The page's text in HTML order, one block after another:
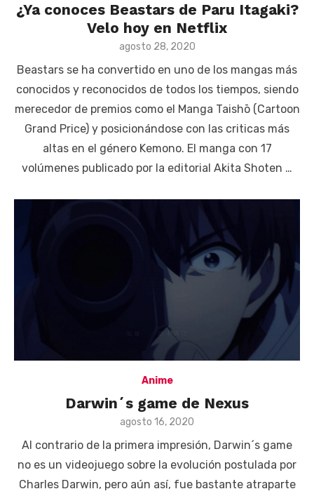
¿Ya conoces Beastars de Paru Itagaki?
Velo hoy en Netflix
Posted
agosto 28, 2020
Beastars se ha convertido en uno de los mangas más
conocidos y reconocidos de todos los tiempos, siendo
merecedor de premios como el Manga Taishō (Cartoon
Grand Price) y posicionándose con las criticas más
altas en el género Kemono. El manga con 17
volúmenes publicado por la editorial Akita Shoten …
Anime
Darwin´s game de Nexus
Posted
agosto 16, 2020
Al contrario de la primera impresión, Darwin´s game
no es un videojuego sobre la evolución postulada por
Charles Darwin, pero aún así, fue bastante atraparte